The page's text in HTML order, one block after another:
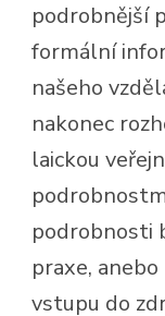
podrobnější
formální
našeho
nakonec
laickou
podrobnosti
praxe,
vstupu do